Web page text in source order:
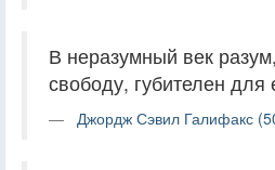
В неразумный век
свободу, губителен для
Джордж Сэвил Галифакс